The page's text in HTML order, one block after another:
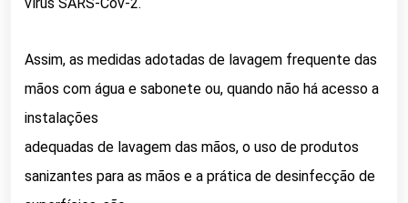
Assim, as medidas adotadas de lavagem frequente das
mãos com água e sabonete ou, quando não há acesso a
instalações
adequadas de lavagem das mãos, o uso de produtos
sanizantes para as mãos e a prática de desinfecção de